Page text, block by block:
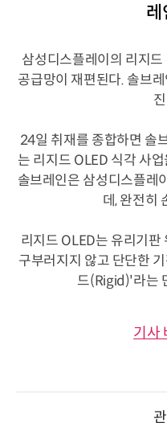
레
삼성디스플레이의 리지
공급망이 재편된다. 솔브
24일 취재를 종합하면 솔
는 리지드 OLED 식각 사
솔브레인은 삼성디스플레
데, 완전히
리지드 OLED는 유리기
구부러지지 않고 단단한
드(Rigid)'라는
기사